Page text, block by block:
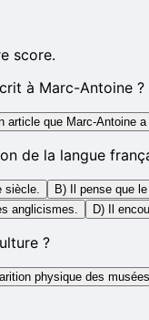
score.
à Marc-Antoine ?
article que Marc-Antoine a
de la langue
siècle.
B) Il pense que
anglicismes.
D) Il
?
physique des